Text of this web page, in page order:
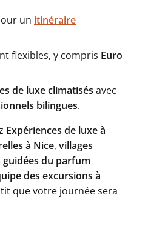
un itinéraire
flexibles, y compris Euro
de luxe climatisés avec
bilingues.
Expériences de luxe à
à Nice, villages
guidées du parfum
des excursions à
que votre journée sera